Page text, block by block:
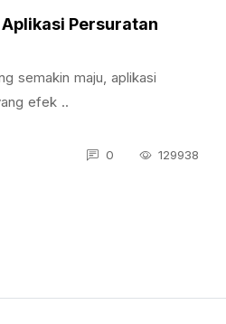
Persuratan
semakin maju, aplikasi
efek ..
0 129938